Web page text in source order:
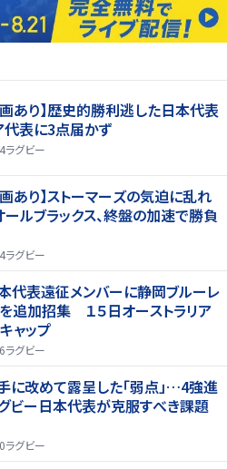
画あり】歴史的勝利逃した日本代表
代表に3点届かず
ラグビー
画あり】ストーマーズの気迫に乱れ
ールブラックス、終盤の加速で勝負
ラグビー
本代表遠征メンバーに静岡ブルーレ
追加招集 １５日オーストラリア
ャップ
ラグビー
に改めて露呈した「弱点」…4強進
ビー日本代表が克服すべき課題
ラグビー